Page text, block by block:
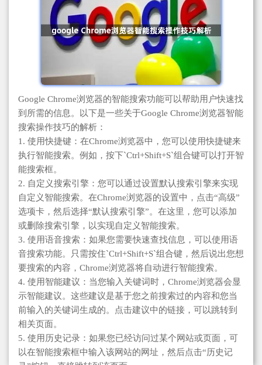
Google Chrome浏览器的智能搜索功能可以帮助用户快速找
到所需的信息。以下是一些关于Google Chrome浏览器智能
搜索操作技巧的解析：
1. 使用快捷键：在Chrome浏览器中，您可以使用快捷键来
执行智能搜索。例如，按下`Ctrl+Shift+S`组合键可以打开智
能搜索框。
2. 自定义搜索引擎：您可以通过设置默认搜索引擎来实现
自定义智能搜索。在Chrome浏览器的设置中，点击“高级”
选项卡，然后选择“默认搜索引擎”。在这里，您可以添加
或删除搜索引擎，以实现自定义智能搜索。
3. 使用语音搜索：如果您需要快速查找信息，可以使用语
音搜索功能。只需按住`Ctrl+Shift+S`组合键，然后说出您想
要搜索的内容，Chrome浏览器将自动进行智能搜索。
4. 使用智能建议：当您输入关键词时，Chrome浏览器会显
示智能建议。这些建议是基于您之前搜索过的内容和您当
前输入的关键词生成的。点击建议中的链接，可以跳转到
相关页面。
5. 使用历史记录：如果您已经访问过某个网站或页面，可
以在智能搜索框中输入该网站的网址，然后点击“历史记